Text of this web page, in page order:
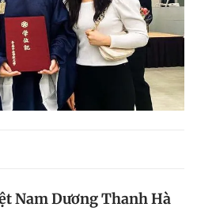
Nam Dương Thanh Hà